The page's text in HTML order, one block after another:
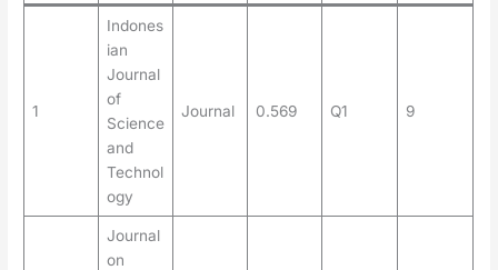
1
Indones
ian
Journal
of
Science
and
Technol
ogy
Journal 0.569 Q1 9
Journal
on